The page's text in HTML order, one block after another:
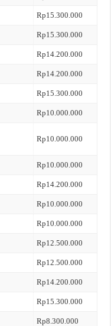
Rp15.300.000
Rp15.300.000
Rp14.200.000
Rp14.200.000
Rp15.300.000
Rp10.000.000
Rp10.000.000
Rp10.000.000
Rp14.200.000
Rp10.000.000
Rp10.000.000
Rp12.500.000
Rp12.500.000
Rp14.200.000
Rp15.300.000
Rp8.300.000